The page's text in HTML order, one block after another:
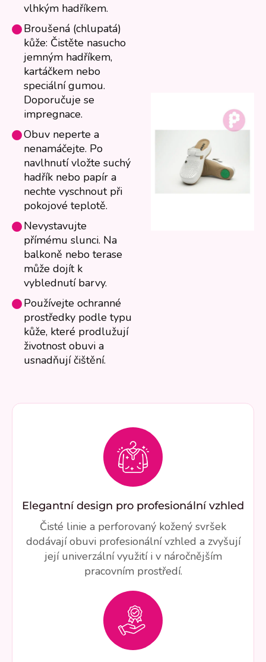
vlhkým hadříkem.
Broušená (chlupatá)
kůže: Čistěte nasucho
jemným hadříkem,
kartáčkem nebo
speciální gumou.
Doporučuje se
impregnace.
Obuv neperte a
nenamáčejte. Po
navlhnutí vložte suchý
hadřík nebo papír a
nechte vyschnout při
pokojové teplotě.
Nevystavujte
přímému slunci. Na
balkoně nebo terase
může dojít k
vyblednutí barvy.
Používejte ochranné
prostředky podle typu
kůže, které prodlužují
životnost obuvi a
usnadňují čištění.
Elegantní design pro profesionální vzhled
Čisté linie a perforovaný kožený svršek
dodávají obuvi profesionální vzhled a zvyšují
její univerzální využití i v náročnějším
pracovním prostředí.